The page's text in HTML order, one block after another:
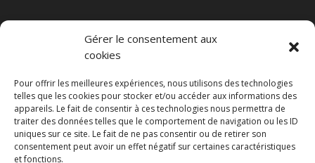
Gérer le consentement aux
cookies
Pour offrir les meilleures expériences, nous utilisons des technologies
telles que les cookies pour stocker et/ou accéder aux informations des
appareils. Le fait de consentir à ces technologies nous permettra de
traiter des données telles que le comportement de navigation ou les ID
uniques sur ce site. Le fait de ne pas consentir ou de retirer son
consentement peut avoir un effet négatif sur certaines caractéristiques
et fonctions.
Conditions générales de vente
Mentions légales
Les Présents du Passé